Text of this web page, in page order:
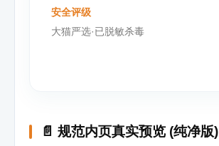
安全评级
大猫严选·已脱敏杀毒
📄 规范内页真实预览 (纯净版)